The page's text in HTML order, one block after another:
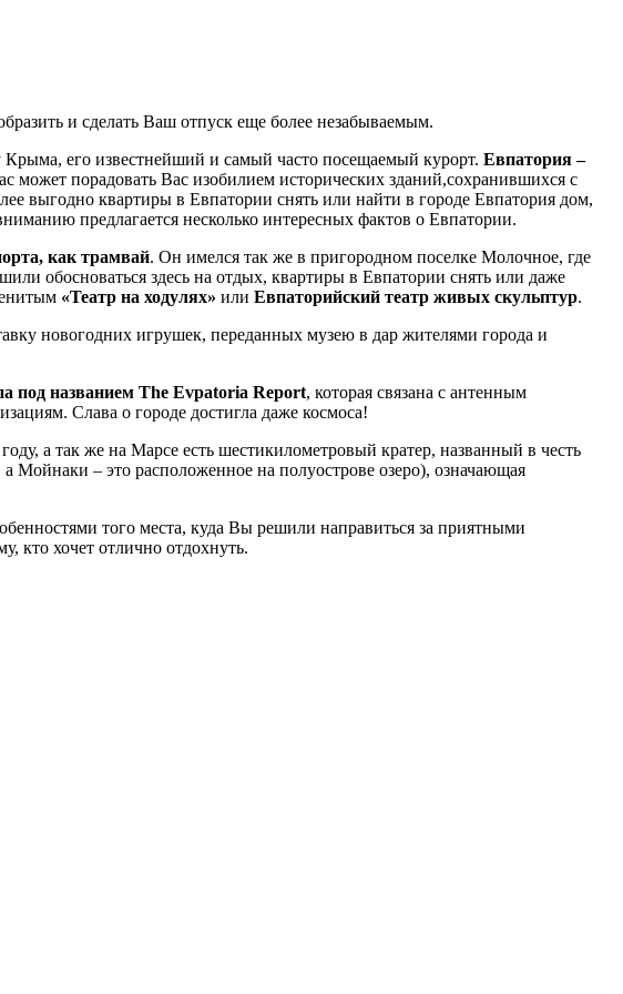
и сделать Ваш отпуск еще более незабываемым.
его известнейший и самый часто посещаемый курорт. Евпатория –
может порадовать Вас изобилием исторических зданий,сохранившихся с
выгодно квартиры в Евпатории снять или найти в городе Евпатория дом,
предлагается несколько интересных фактов о Евпатории.
как трамвай. Он имелся так же в пригородном поселке Молочное, где
обосноваться здесь на отдых, квартиры в Евпатории снять или даже
«Театр на ходулях» или Евпаторийский театр живых скульптур.
новогодних игрушек, переданных музею в дар жителями города и
под названием The Evpatoria Report, которая связана с антенным
Слава о городе достигла даже космоса!
а так же на Марсе есть шестикилометровый кратер, названный в честь
Мойнаки – это расположенное на полуострове озеро), означающая
того места, куда Вы решили направиться за приятными
кто хочет отлично отдохнуть.